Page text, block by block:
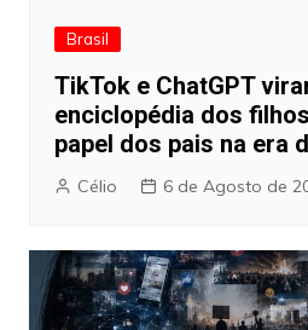
Brasil
TikTok e ChatGPT
enciclopédia dos
papel dos pais na era
Célio 6 de Agosto de